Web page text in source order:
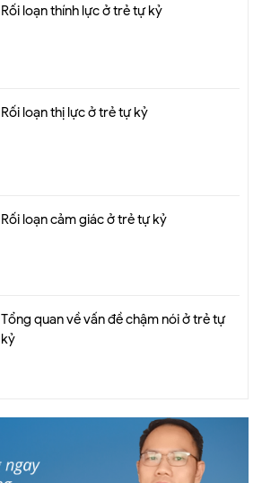
Rối loạn thính lực ở trẻ tự kỷ
Rối loạn thị lực ở trẻ tự kỷ
Rối loạn cảm giác ở trẻ tự kỷ
Tổng quan về vấn đề chậm nói ở trẻ tự
kỷ